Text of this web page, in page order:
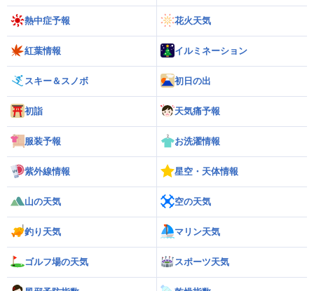
熱中症予報 花火天気
紅葉情報 イルミネーション
スキー＆スノボ 初日の出
初詣 天気痛予報
服装予報 お洗濯情報
紫外線情報 星空・天体情報
山の天気 空の天気
釣り天気 マリン天気
ゴルフ場の天気 スポーツ天気